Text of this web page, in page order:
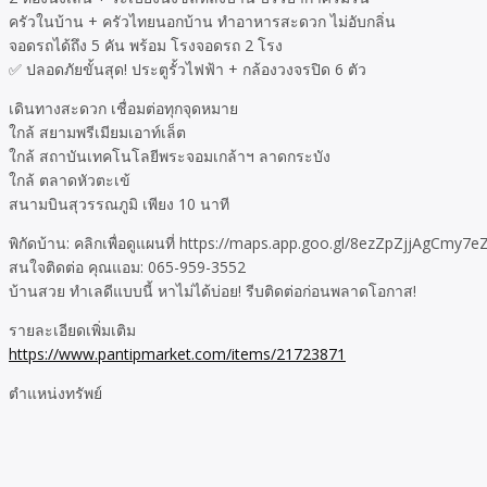
ครัวในบ้าน + ครัวไทยนอกบ้าน ทำอาหารสะดวก ไม่อับกลิ่น
จอดรถได้ถึง 5 คัน พร้อม โรงจอดรถ 2 โรง
✅ ปลอดภัยขั้นสุด! ประตูรั้วไฟฟ้า + กล้องวงจรปิด 6 ตัว
เดินทางสะดวก เชื่อมต่อทุกจุดหมาย
ใกล้ สยามพรีเมียมเอาท์เล็ต
ใกล้ สถาบันเทคโนโลยีพระจอมเกล้าฯ ลาดกระบัง
ใกล้ ตลาดหัวตะเข้
สนามบินสุวรรณภูมิ เพียง 10 นาที
พิกัดบ้าน: คลิกเพื่อดูแผนที่ https://maps.app.goo.gl/
สนใจติดต่อ คุณแอม: 065-959-3552
บ้านสวย ทำเลดีแบบนี้ หาไม่ได้บ่อย! รีบติดต่อก่อนพลาดโอกาส!
รายละเอียดเพิ่มเติม
https://www.pantipmarket.com/items/21723871
ตำแหน่งทรัพย์